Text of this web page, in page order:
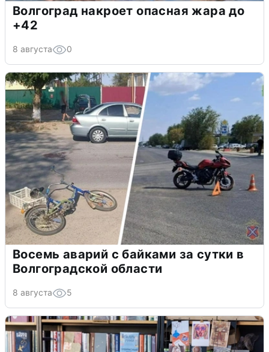
Волгоград накроет опасная жара до
+42
8 августа 0
Восемь аварий с байками за сутки в
Волгоградской области
8 августа 5